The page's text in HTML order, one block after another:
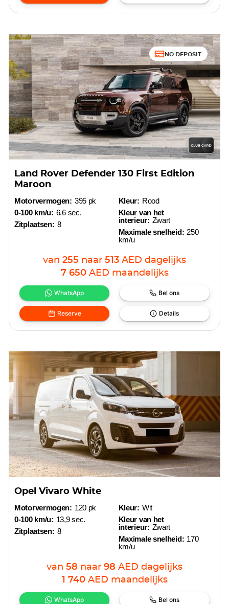
NO DEPOSIT
Land Rover Defender 130 First Edition
Maroon
Motorvermogen: 395 pk
0-100 km/u: 6.6 sec.
Zitplaatsen: 8
Kleur: Rood
Kleur van het
interieur: Zwart
Maximale snelheid: 250
km/u
van 255 naar 513 AED dagelijks
7 650 AED maandelijks
WhatsApp Bel ons
Reserve Details
Opel Vivaro White
Motorvermogen: 120 pk
0-100 km/u: 13,9 sec.
Zitplaatsen: 8
Kleur: Wit
Kleur van het
interieur: Zwart
Maximale snelheid: 170
km/u
van 58 naar 98 AED dagelijks
1 740 AED maandelijks
WhatsApp Bel ons